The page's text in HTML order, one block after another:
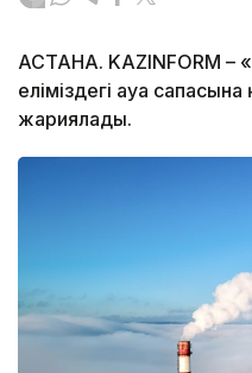
АСТАНА. KAZINFORM –
еліміздегі ауа
жариялады.